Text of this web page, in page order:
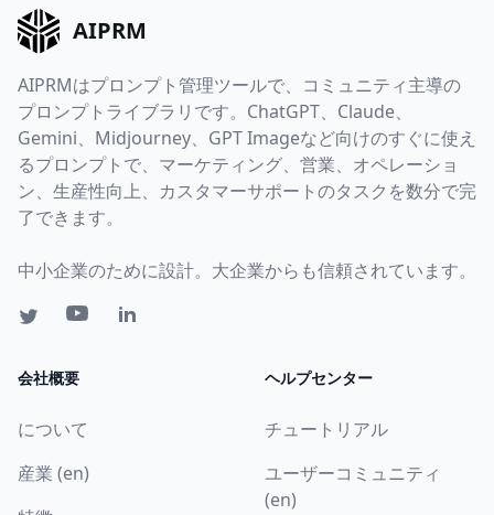
AIPRM
AIPRMはプロンプト管理ツールで、コミュニティ主導の
プロンプトライブラリです。ChatGPT、Claude、
Gemini、Midjourney、GPT Imageなど向けのすぐに使え
るプロンプトで、マーケティング、営業、オペレーショ
ン、生産性向上、カスタマーサポートのタスクを数分で完
了できます。
中小企業のために設計。大企業からも信頼されています。
会社概要
について
産業 (en)
ヘルプセンター
チュートリアル
ユーザーコミュニティ
(en)